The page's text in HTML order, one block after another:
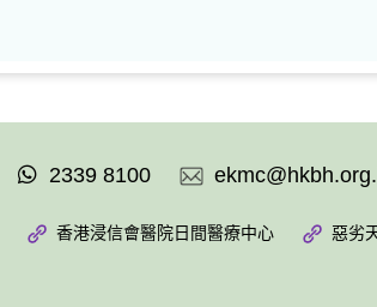
2339 8100
香港浸信會醫院日間醫療中心 惡劣